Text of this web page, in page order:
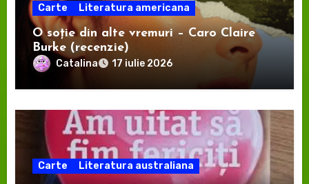
Carte Literatura americana
O soție din alte vremuri – Caro Claire
Burke (recenzie)
Catalina 17 iulie 2026
Carte Literatura australiana